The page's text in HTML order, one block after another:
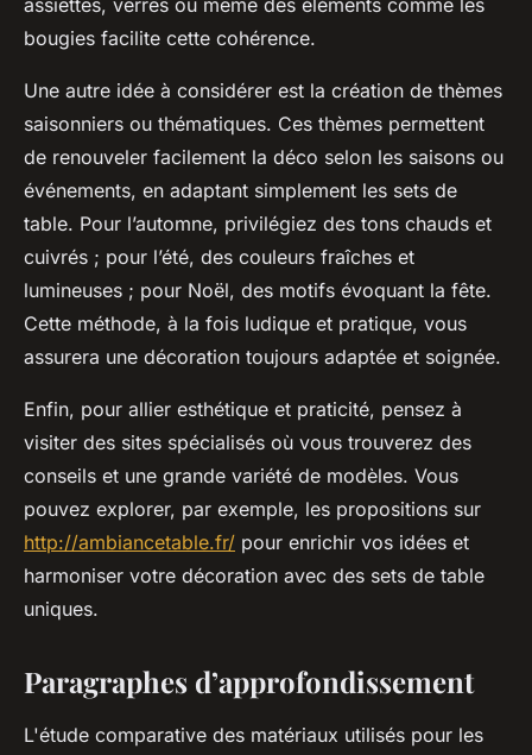
assiettes, verres ou même des éléments comme les
bougies facilite cette cohérence.
Une autre idée à considérer est la création de thèmes
saisonniers ou thématiques. Ces thèmes permettent
de renouveler facilement la déco selon les saisons ou
événements, en adaptant simplement les sets de
table. Pour l’automne, privilégiez des tons chauds et
cuivrés ; pour l’été, des couleurs fraîches et
lumineuses ; pour Noël, des motifs évoquant la fête.
Cette méthode, à la fois ludique et pratique, vous
assurera une décoration toujours adaptée et soignée.
Enfin, pour allier esthétique et praticité, pensez à
visiter des sites spécialisés où vous trouverez des
conseils et une grande variété de modèles. Vous
pouvez explorer, par exemple, les propositions sur
http://ambiancetable.fr/ pour enrichir vos idées et
harmoniser votre décoration avec des sets de table
uniques.
Paragraphes d’approfondissement
L'étude comparative des matériaux utilisés pour les